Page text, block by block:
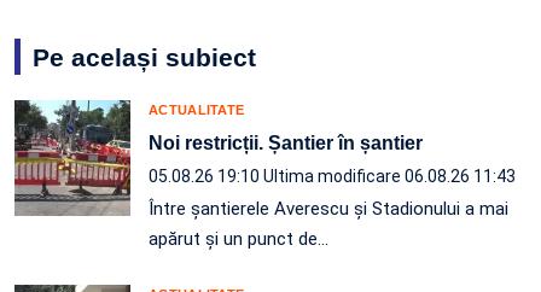
Pe același subiect
ACTUALITATE
Noi restricții. Șantier în șantier
05.08.26 19:10 Ultima modificare 06.08.26 11:43
Între șantierele Averescu și Stadionului a mai
apărut și un punct de…